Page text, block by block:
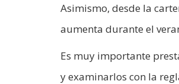
Asimismo, desde la
aumenta durante el
Es muy importante
y examinarlos con la